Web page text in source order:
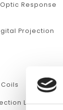
Response
Projection
Lenses